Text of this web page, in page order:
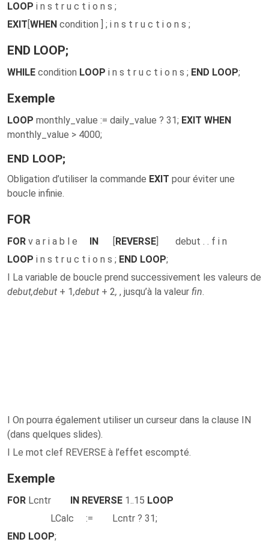
LOOP i n s t r u c t i o n s ;
EXIT[WHEN condition ] ; i n s t r u c t i o n s ;
END LOOP;
WHILE condition LOOP i n s t r u c t i o n s ; END LOOP;
Exemple
LOOP monthly_value := daily_value ? 31; EXIT WHEN
monthly_value > 4000;
END LOOP;
Obligation d’utiliser la commande EXIT pour éviter une
boucle infinie.
FOR
FOR v a r i a b l e IN [REVERSE] debut . . f i n
LOOP i n s t r u c t i o n s ; END LOOP;
I La variable de boucle prend successivement les valeurs de
debut,debut + 1,debut + 2, , jusqu’à la valeur fin.
I On pourra également utiliser un curseur dans la clause IN
(dans quelques slides).
I Le mot clef REVERSE à l’effet escompté.
Exemple
FOR Lcntr IN REVERSE 1..15 LOOP
LCalc := Lcntr ? 31;
END LOOP;